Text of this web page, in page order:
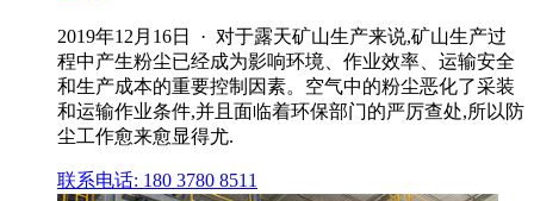
2019年12月16日 · 对于露天矿山生产来说,矿山生产过
程中产生粉尘已经成为影响环境、作业效率、运输安全
和生产成本的重要控制因素。空气中的粉尘恶化了采装
和运输作业条件,并且面临着环保部门的严厉查处,所以防
尘工作愈来愈显得尤.
联系电话: 180 3780 8511